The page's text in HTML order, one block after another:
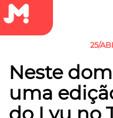
25/
Neste
uma
do Lyu no